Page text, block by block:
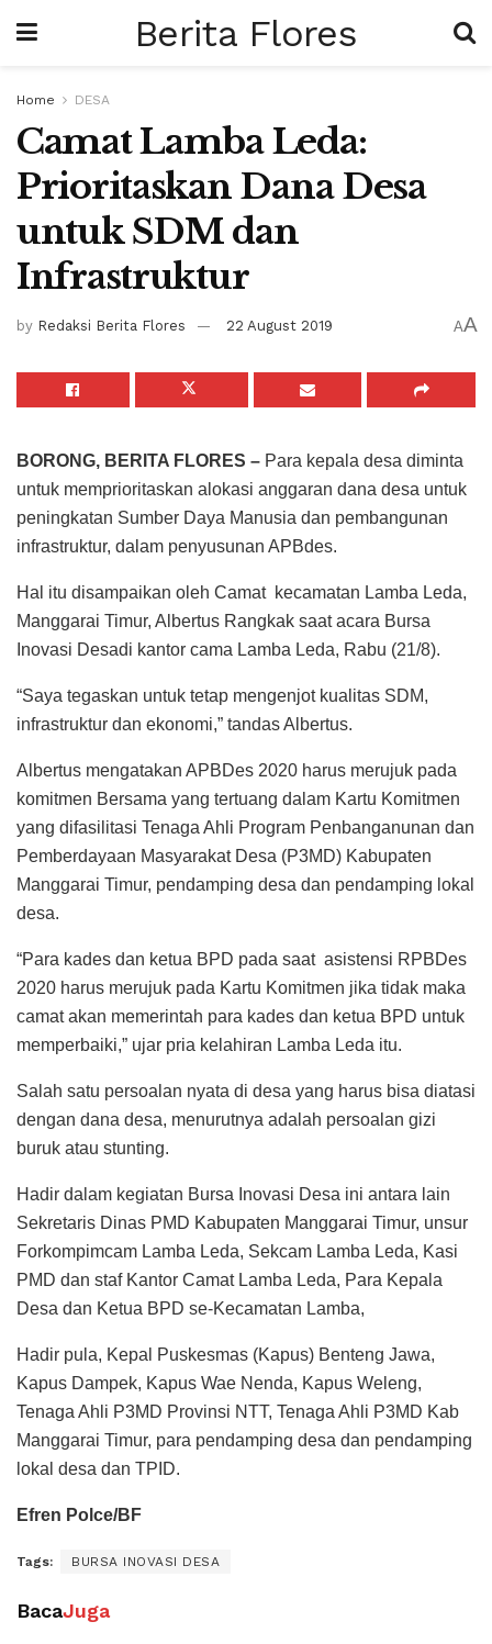
Berita Flores
Home DESA
Camat Lamba Leda:
Prioritaskan Dana Desa
untuk SDM dan
Infrastruktur
by Redaksi Berita Flores 22 August 2019 AA
BORONG, BERITA FLORES – Para kepala desa diminta
untuk memprioritaskan alokasi anggaran dana desa untuk
peningkatan Sumber Daya Manusia dan pembangunan
infrastruktur, dalam penyusunan APBdes.
Hal itu disampaikan oleh Camat kecamatan Lamba Leda,
Manggarai Timur, Albertus Rangkak saat acara Bursa
Inovasi Desadi kantor cama Lamba Leda, Rabu (21/8).
“Saya tegaskan untuk tetap mengenjot kualitas SDM,
infrastruktur dan ekonomi,” tandas Albertus.
Albertus mengatakan APBDes 2020 harus merujuk pada
komitmen Bersama yang tertuang dalam Kartu Komitmen
yang difasilitasi Tenaga Ahli Program Penbanganunan dan
Pemberdayaan Masyarakat Desa (P3MD) Kabupaten
Manggarai Timur, pendamping desa dan pendamping lokal
desa.
“Para kades dan ketua BPD pada saat asistensi RPBDes
2020 harus merujuk pada Kartu Komitmen jika tidak maka
camat akan memerintah para kades dan ketua BPD untuk
memperbaiki,” ujar pria kelahiran Lamba Leda itu.
Salah satu persoalan nyata di desa yang harus bisa diatasi
dengan dana desa, menurutnya adalah persoalan gizi
buruk atau stunting.
Hadir dalam kegiatan Bursa Inovasi Desa ini antara lain
Sekretaris Dinas PMD Kabupaten Manggarai Timur, unsur
Forkompimcam Lamba Leda, Sekcam Lamba Leda, Kasi
PMD dan staf Kantor Camat Lamba Leda, Para Kepala
Desa dan Ketua BPD se-Kecamatan Lamba,
Hadir pula, Kepal Puskesmas (Kapus) Benteng Jawa,
Kapus Dampek, Kapus Wae Nenda, Kapus Weleng,
Tenaga Ahli P3MD Provinsi NTT, Tenaga Ahli P3MD Kab
Manggarai Timur, para pendamping desa dan pendamping
lokal desa dan TPID.
Efren Polce/BF
Tags: BURSA INOVASI DESA
BacaJuga